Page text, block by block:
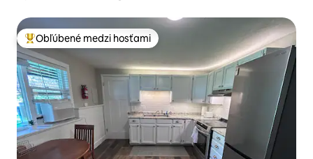
Najobľúbenejšie medzi hosťami
Obľúbené medzi hosťami